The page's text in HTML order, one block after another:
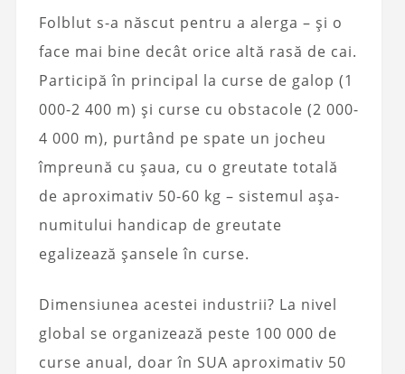
Folblut s-a născut pentru a alerga – și o
face mai bine decât orice altă rasă de cai.
Participă în principal la curse de galop (1
000-2 400 m) și curse cu obstacole (2 000-
4 000 m), purtând pe spate un jocheu
împreună cu șaua, cu o greutate totală
de aproximativ 50-60 kg – sistemul așa-
numitului handicap de greutate
egalizează șansele în curse.
Dimensiunea acestei industrii? La nivel
global se organizează peste 100 000 de
curse anual, doar în SUA aproximativ 50